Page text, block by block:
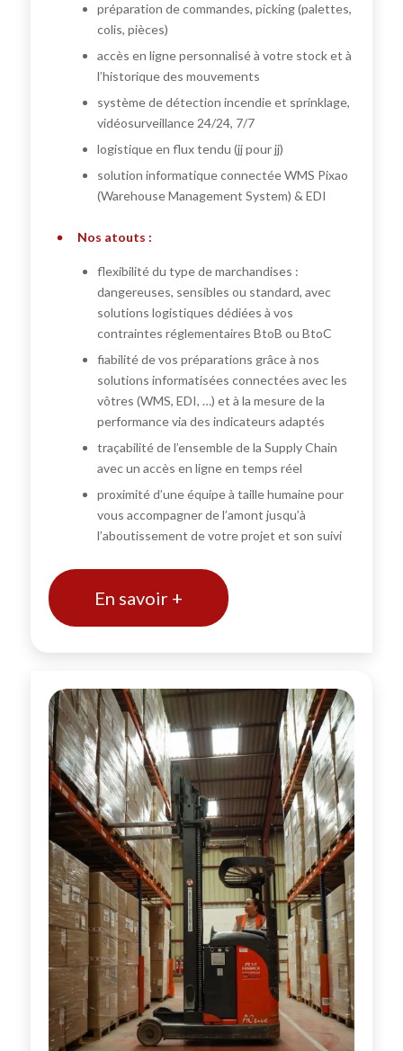
préparation de commandes, picking (palettes,
colis, pièces)
accès en ligne personnalisé à votre stock et à
l’historique des mouvements
système de détection incendie et sprinklage,
vidéosurveillance 24/24, 7/7
logistique en flux tendu (jj pour jj)
solution informatique connectée WMS Pixao
(Warehouse Management System) & EDI
Nos atouts :
flexibilité du type de marchandises :
dangereuses, sensibles ou standard, avec
solutions logistiques dédiées à vos
contraintes réglementaires BtoB ou BtoC
fiabilité de vos préparations grâce à nos
solutions informatisées connectées avec les
vôtres (WMS, EDI, …) et à la mesure de la
performance via des indicateurs adaptés
traçabilité de l’ensemble de la Supply Chain
avec un accès en ligne en temps réel
proximité d’une équipe à taille humaine pour
vous accompagner de l’amont jusqu’à
l’aboutissement de votre projet et son suivi
En savoir +